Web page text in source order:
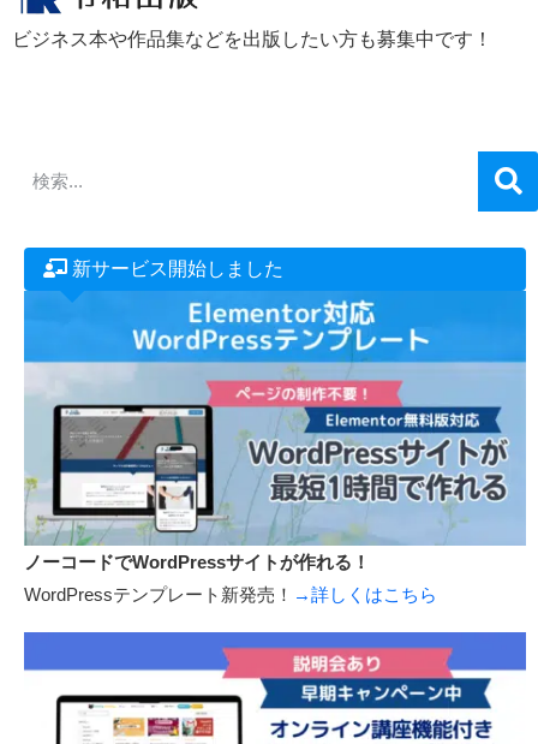
ビジネス本や作品集などを出版したい方も募集中です！
新サービス開始しました
ノーコードでWordPressサイトが作れる！
WordPressテンプレート新発売！ →詳しくはこちら